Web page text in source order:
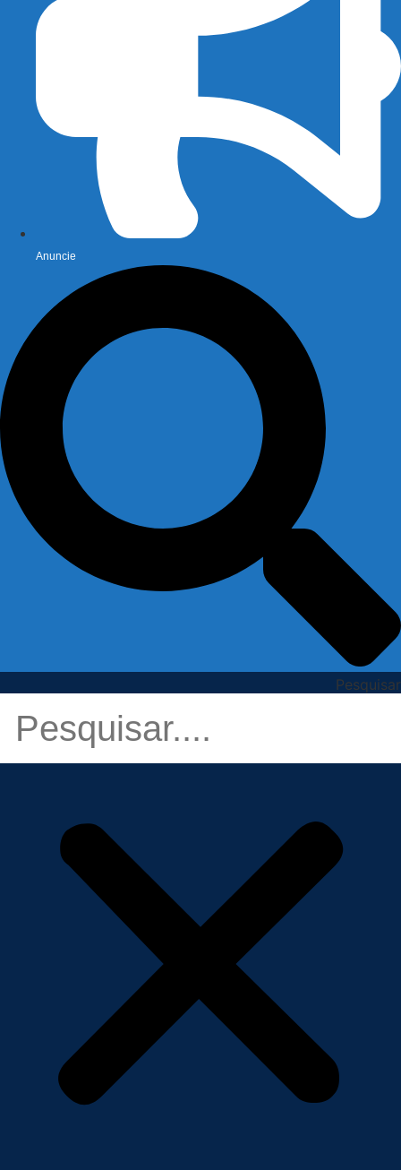
Anuncie
Pesquisar